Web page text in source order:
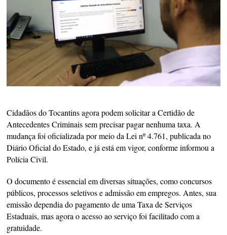
Cidadãos do Tocantins agora podem solicitar a Certidão de
Antecedentes Criminais sem precisar pagar nenhuma taxa. A
mudança foi oficializada por meio da Lei nº 4.761, publicada no
Diário Oficial do Estado, e já está em vigor, conforme informou a
Polícia Civil.
O documento é essencial em diversas situações, como concursos
públicos, processos seletivos e admissão em empregos. Antes, sua
emissão dependia do pagamento de uma Taxa de Serviços
Estaduais, mas agora o acesso ao serviço foi facilitado com a
gratuidade.